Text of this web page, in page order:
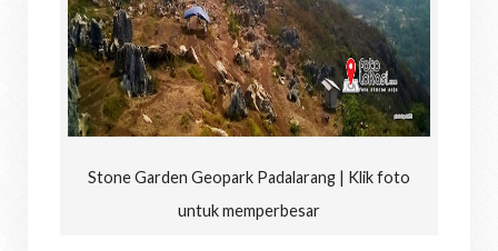
Stone Garden Geopark Padalarang | Klik foto
untuk memperbesar